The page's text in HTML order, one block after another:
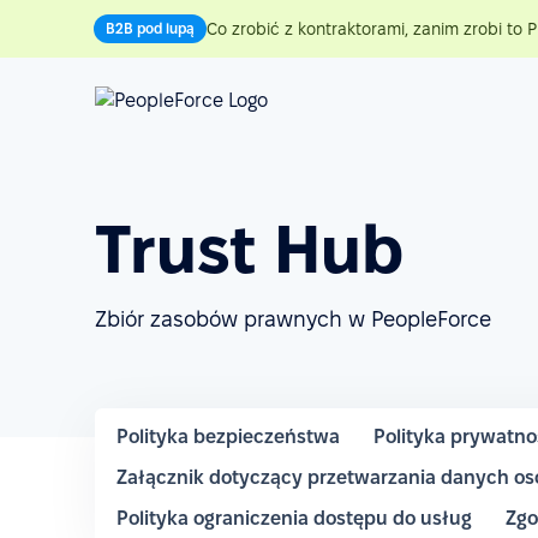
B2B pod lupą Co zrobić z kontraktorami, zanim zrobi to
Trust Hub
Zbiór zasobów prawnych w PeopleForce
Polityka bezpieczeństwa
Polityka
Załącznik dotyczący przetwarzania danych
Polityka ograniczenia dostępu do usług